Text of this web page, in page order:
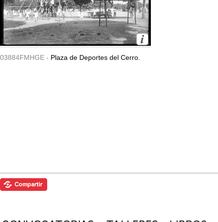
03884FMHGE - Plaza de Deportes del Cerro.